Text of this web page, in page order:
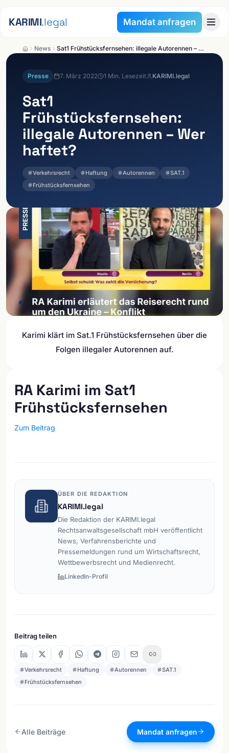
KARIMI.legal Mandat anfragen
News Sat1 Frühstücksfernsehen: illegale Autorennen – Wer haftet?
Presse 7. März 2022 1 Min. Lesezeit KARIMI.legal
Sat1
Frühstücksfernsehen:
illegale Autorennen – Wer
haftet?
Verkehrsrecht Haftung Autorennen
SAT.1
Frühstücksfernsehen
Karimi klärt im Sat.1 Frühstücksfernsehen über die
Folgen illegaler Autorennen auf.
RA Karimi im Sat1
Frühstücksfernsehen
Zum Beitrag
ÜBER DIE REDAKTION
KARIMI.legal
Die Redaktion der KARIMI.legal
Rechtsanwaltsgesellschaft mbH veröffentlicht
News, Verfahrensberichte und
Pressemeldungen rund um Wirtschaftsrecht,
Wettbewerbsrecht und Medienrecht.
LinkedIn-Profil
Beitrag teilen
Verkehrsrecht Haftung Autorennen
SAT.1
Frühstücksfernsehen
Alle Beiträge Mandat anfragen